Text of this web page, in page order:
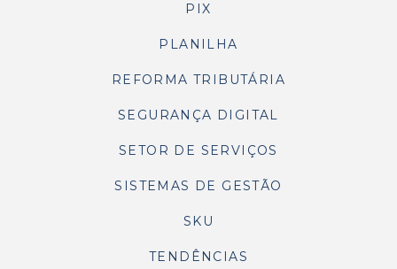
PIX
PLANILHA
REFORMA TRIBUTÁRIA
SEGURANÇA DIGITAL
SETOR DE SERVIÇOS
SISTEMAS DE GESTÃO
SKU
TENDÊNCIAS